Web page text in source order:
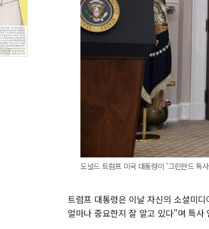
도널드 트럼프 미국 대통령이 '그린란드 특
트럼프 대통령은 이날 자신의 소셜미
얼마나 중요한지 잘 알고 있다"며 특사